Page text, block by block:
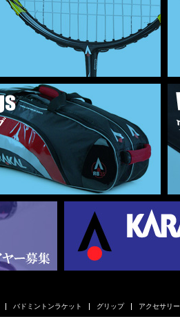
バドミントンラケット グリップ アクセサリー